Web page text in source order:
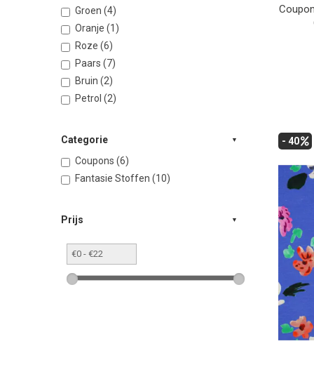
Groen (4)
Oranje (1)
Roze (6)
Paars (7)
Bruin (2)
Petrol (2)
Categorie
Coupons (6)
Fantasie Stoffen (10)
Prijs
- 40